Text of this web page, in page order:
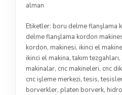
alman
Etiketler: boru delme flanşlama
delme flanşlama kordon
kordon, makinesi, ikinci el
ikinci el makina,takım tezgahları,
makinalar, cnc makineleri, cnc
cnc işleme merkezi,tesis,
borverkler, platen borverk,